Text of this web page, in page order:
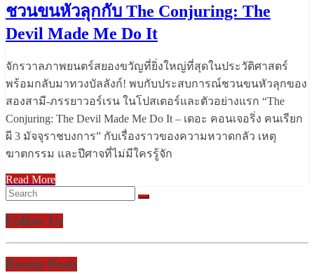
ชวนขนหัวลุกกับ The Conjuring: The
Devil Made Me Do It
จักรวาลภาพยนตร์สยองขวัญที่ยิ่งใหญ่ที่สุดในประวัติศาสตร์
พร้อมกลับมาทวงบัลลังก์! พบกับประสบการณ์ชวนขนหัวลุกของ
สองสามี-ภรรยาวอร์เรน ในโปสเตอร์และตัวอย่างแรก “The
Conjuring: The Devil Made Me Do It – เดอะ คอนเจอริ่ง คนเรียก
ผี 3 มัจจุราชบงการ” กับเรื่องราวของความหวาดกลัว เหตุ
ฆาตกรรม และปีศาจที่ไม่มีใครรู้จัก
Read More
Follow Us
Recent Posts